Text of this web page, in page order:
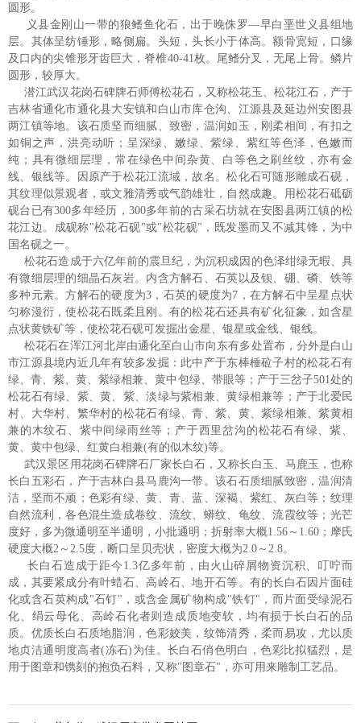
圆形。
义县金刚山一带的狼鳍鱼化石，出于晚侏罗—早白垩世义县组地
层。其体呈纺锤形，略侧扁。头短，头长小于体高。额骨宽短，口缘
及口内的尖锥形牙齿巨大，脊椎40-41枚。尾鳍分叉，无尾上骨。鳞片
圆形，较厚大。
潜江武汉花岗石碑牌石师傅松花石，又称松花玉、松花江石，产于
吉林省通化市通化县大安镇和白山市库仓沟、江源县及延边州安图县
两江镇等地。该石质坚而细腻、致密，温润如玉，刚柔相间，有扣之
如铜之声，洪亮动听；呈深绿、嫩绿、紫绿、紫红等色泽，色嫩而
纯；具有微细层理，常在绿色中间杂黄、白等色之刷丝纹，亦有金
线、银线等。因原产于松花江流域，故名。松化石可随形雕成石砚，
其纹理似景观者，或文雅清秀或气韵雄壮，自然成趣。用松花石砥砺
砚台已有300多年经历，300多年前的古采石坊就在安图县两江镇的松
花江边。成砚称"松花石砚"或"松花砚"，既发墨而又不减其锋，为中
国名砚之一。
松花石造成于六亿年前的震旦纪，为沉积成因的色泽绀绿无暇、具
有微细层理的细晶石灰岩。内含方解石、石英以及钡、硼、磷、铁等
多种元素。方解石的硬度为3，石英的硬度为7，在方解石中呈星点状
匀称漫衍，使松花石既柔且刚。有的松花石还具有矿化征象，如含星
点状黄铁矿等，使松花石砚可发掘出金星、银星或金线、银线。
松花石在浑江河北岸由通化至白山市向东有多处置布，分外是白山
市江源县境内近几年有较多发掘：此中产于东棒棰砬子村的松花石有
绿、青、紫、黄、紫绿相兼、黄中包绿、带眼等；产于三岔子501处的
松花石有绿、紫、黄、紫、淡绿与紫相兼、黄绿相兼等；产于北爱民
村、大华村、繁华村的松花石有绿、青、紫、黄、紫绿相兼、紫黄相
兼的木纹石、紫中间绿雨丝等；产于西里岔沟的松花石有绿、紫、
黄、黄中包绿、红黄白相兼(有的似木纹)等。
武汉景区用花岗石碑牌石厂家长白石，又称长白玉、马鹿玉，也称
长白五彩石，产于吉林白县马鹿沟一带。该石石质细腻致密，温润清
洁，坚而不顽；色彩有绿、黄、青、蓝、深褐、紫红、灰白等；纹理
自然流利，各色混生造成卷纹、流纹、蟒纹、龟纹、流霞纹等；光芒
度好，多为微通明至半通明，小批通明；折射率大概1.56～1.60；摩氏
硬度大概2～2.5度，断口呈贝壳状，密度大概为2.0～2.8。
长白石造成于距今1.3亿多年前，由火山碎屑物资沉积、叮咛而
成，其要紧成分有叶蜡石、高岭石、地开石等。有的长白石因片面硅
化或含石英构成"石钉"，或含金属矿物构成"铁钉"，而片面受绿泥石
化、绢云母化、高岭石化者则造成质地变软，均有损于长白石的品
质。优质长白石质地脂润，色彩姣美，纹饰清秀，柔而易攻，尤以质
地贞洁通明度高者(冻石)为佳。长白石俏色明白，色彩比拟猛烈，是
用于图章和镌刻的抱负石料，又称"图章石"，亦可用来雕制工艺品。